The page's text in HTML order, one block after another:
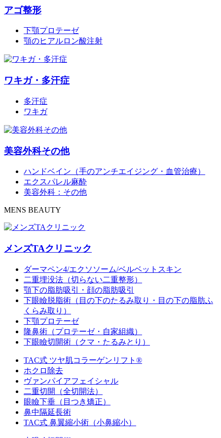
アゴ整形
下顎プロテーゼ
顎のヒアルロン酸注射
ワキガ・多汗症
多汗症
ワキガ
美容外科その他
ハンドベイン（手のアンチエイジング・血管治療）
エクスパレル麻酔
美容外科：その他
MENS BEAUTY
メンズTAクリニック
ダーマペン4/エクソソーム/ベルベットスキン
二重埋没法（切らない二重整形）
顎下の脂肪吸引・顔の脂肪吸引
下眼瞼脱脂術（目の下のたるみ取り・目の下の脂肪ふ
くらみ取り）
下顎プロテーゼ
隆鼻術（プロテーゼ・自家組織）
下眼瞼切開術（クマ・たるみとり）
TAC式 ツヤ肌コラーゲンリフト®
ホクロ除去
ヴァンパイアフェイシャル
二重切開（全切開法）
眼瞼下垂（目つき矯正）
鼻中隔延長術
TAC式 鼻翼縮小術（小鼻縮小）